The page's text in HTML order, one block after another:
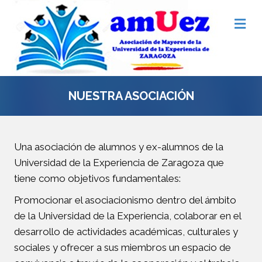
NUESTRA ASOCIACIÓN
Una asociación de alumnos y ex-alumnos de la
Universidad de la Experiencia de Zaragoza que
tiene como objetivos fundamentales:
Promocionar el asociacionismo dentro del ámbito
de la Universidad de la Experiencia, colaborar en el
desarrollo de actividades académicas, culturales y
sociales y ofrecer a sus miembros un espacio de